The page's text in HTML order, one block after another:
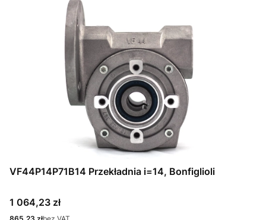
VF44P14P71B14 Przekładnia i=14, Bonfiglioli
Cena
1 064,23 zł
Cena